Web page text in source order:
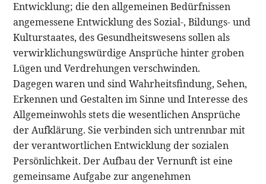
Entwicklung; die den allgemeinen Bedürfnissen
angemessene Entwicklung des Sozial-, Bildungs- und
Kulturstaates, des Gesundheitswesens sollen als
verwirklichungswürdige Ansprüche hinter groben
Lügen und Verdrehungen verschwinden.
Dagegen waren und sind Wahrheitsfindung, Sehen,
Erkennen und Gestalten im Sinne und Interesse des
Allgemeinwohls stets die wesentlichen Ansprüche
der Aufklärung. Sie verbinden sich untrennbar mit
der verantwortlichen Entwicklung der sozialen
Persönlichkeit. Der Aufbau der Vernunft ist eine
gemeinsame Aufgabe zur angenehmen